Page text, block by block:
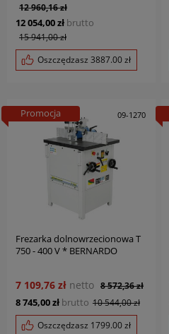
12 054,00 zł brutto
15 941,00 zł
Oszczędzasz 3887.00zł
12 960,16 zł
09-1270
Frezarka dolnowrzecionowa T
750 - 400 V * BERNARDO
8 745,00 zł brutto 10 544,00 zł
Oszczędzasz 1799.00zł
7 109,76 zł netto 8 572,36 zł
Promocja